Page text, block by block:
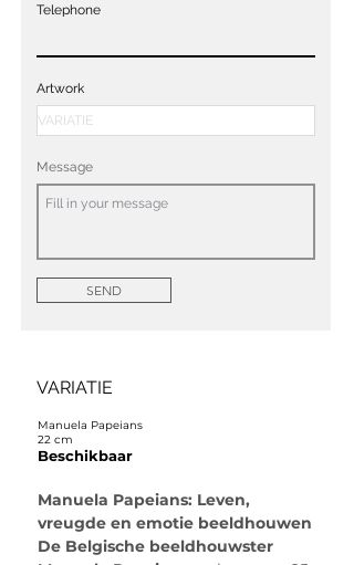
Telephone
Artwork
Message
SEND
VARIATIE
Manuela Papeians
22 cm
Beschikbaar
Manuela Papeians: Leven,
vreugde en emotie beeldhouwen
De Belgische beeldhouwster